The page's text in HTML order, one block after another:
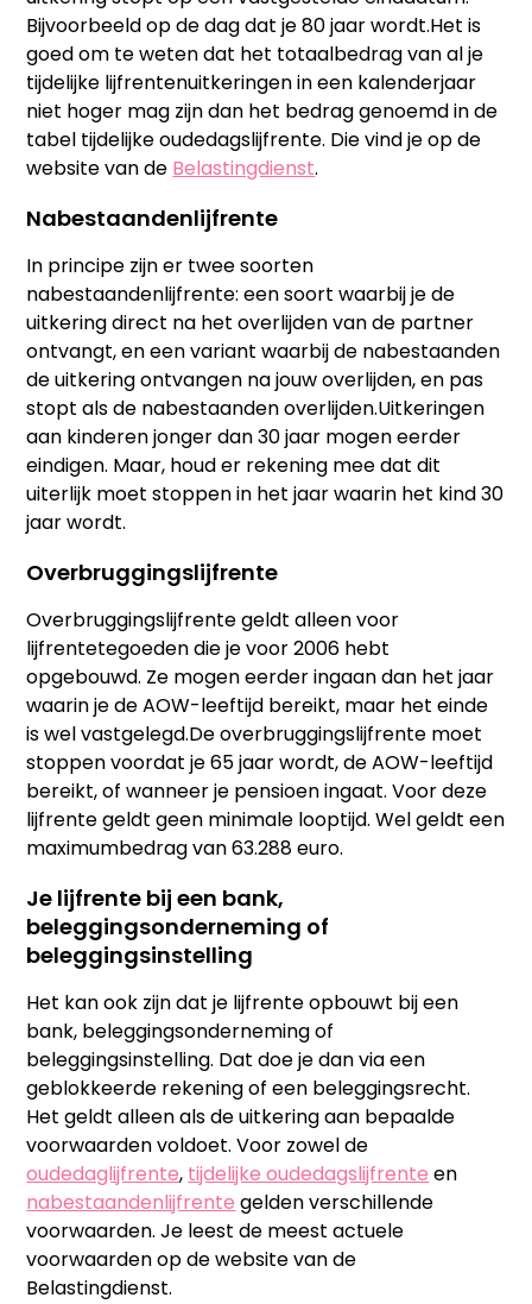
Bijvoorbeeld op de dag dat je 80 jaar wordt.Het is
goed om te weten dat het totaalbedrag van al je
tijdelijke lijfrentenuitkeringen in een kalenderjaar
niet hoger mag zijn dan het bedrag genoemd in de
tabel tijdelijke oudedagslijfrente. Die vind je op de
website van de Belastingdienst.
Nabestaandenlijfrente
In principe zijn er twee soorten
nabestaandenlijfrente: een soort waarbij je de
uitkering direct na het overlijden van de partner
ontvangt, en een variant waarbij de nabestaanden
de uitkering ontvangen na jouw overlijden, en pas
stopt als de nabestaanden overlijden.Uitkeringen
aan kinderen jonger dan 30 jaar mogen eerder
eindigen. Maar, houd er rekening mee dat dit
uiterlijk moet stoppen in het jaar waarin het kind 30
jaar wordt.
Overbruggingslijfrente
Overbruggingslijfrente geldt alleen voor
lijfrentetegoeden die je voor 2006 hebt
opgebouwd. Ze mogen eerder ingaan dan het jaar
waarin je de AOW-leeftijd bereikt, maar het einde
is wel vastgelegd.De overbruggingslijfrente moet
stoppen voordat je 65 jaar wordt, de AOW-leeftijd
bereikt, of wanneer je pensioen ingaat. Voor deze
lijfrente geldt geen minimale looptijd. Wel geldt een
maximumbedrag van 63.288 euro.
Je lijfrente bij een bank,
beleggingsonderneming of
beleggingsinstelling
Het kan ook zijn dat je lijfrente opbouwt bij een
bank, beleggingsonderneming of
beleggingsinstelling. Dat doe je dan via een
geblokkeerde rekening of een beleggingsrecht.
Het geldt alleen als de uitkering aan bepaalde
voorwaarden voldoet. Voor zowel de
oudedaglijfrente, tijdelijke oudedagslijfrente en
nabestaandenlijfrente gelden verschillende
voorwaarden. Je leest de meest actuele
voorwaarden op de website van de
Belastingdienst.